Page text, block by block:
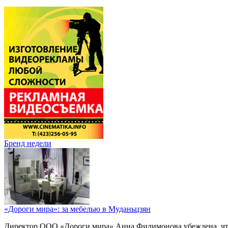
Бренд недели
«Дороги мира»: за мебелью в Муданьцзян
Директор ООО «Дороги мира» Анна Филимонова убеждена, что